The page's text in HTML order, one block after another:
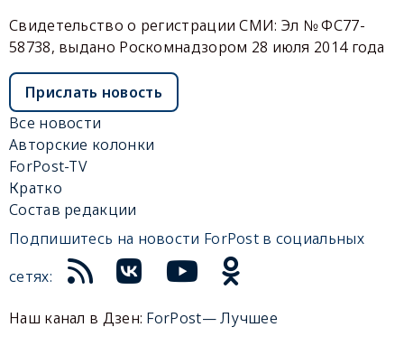
Свидетельство о регистрации СМИ: Эл № ФС77-
58738, выдано Роскомнадзором 28 июля 2014 года
Прислать новость
Все новости
Авторские колонки
ForPost-TV
Кратко
Состав редакции
Подпишитесь на новости ForPost в социальных
сетях:
Наш канал в Дзен: ForPost— Лучшее